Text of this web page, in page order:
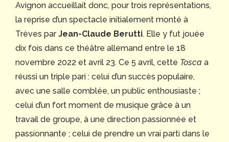
Avignon accueillait donc, pour trois représentations,
la reprise d’un spectacle initialement monté à
Trèves parJean-Claude Berutti. Elle y fut jouée
dix fois dans ce théâtre allemand entre le 18
novembre 2022 et avril 23. Ce 5 avril, cette Tosca a
réussi un triple pari : celui d’un succès populaire,
avec une salle comblée, un public enthousiaste ;
celui d’un fort moment de musique grâce à un
travail de groupe, à une direction passionnée et
passionnante ; celui de prendre un vrai parti dans le